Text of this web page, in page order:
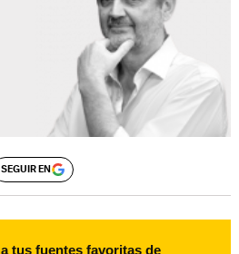
SEGUIR EN
tus fuentes favoritas de